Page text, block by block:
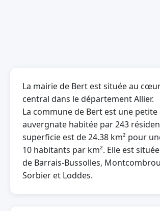
La mairie de Bert est située au
central dans le département Allier.
La commune de Bert est une
auvergnate habitée par 243
superficie est de 24.38 km² pour
10 habitants par km². Elle est
de Barrais-Bussolles,
Sorbier et Loddes.